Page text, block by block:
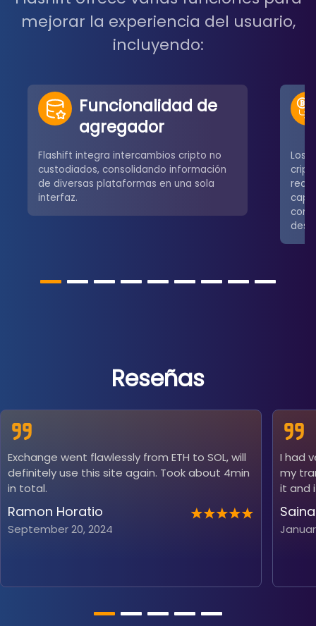
mejorar la experiencia del usuario,
incluyendo:
Funcionalidad de
agregador
Flashift integra intercambios cripto no
custodiados, consolidando información
de diversas plataformas en una sola
interfaz.
Los
Reseñas
Exchange went flawlessly from ETH to SOL, will
definitely use this site again. Took about 4min
in total.
Ramon Horatio
September 20, 2024
I had
my
it and
Saina